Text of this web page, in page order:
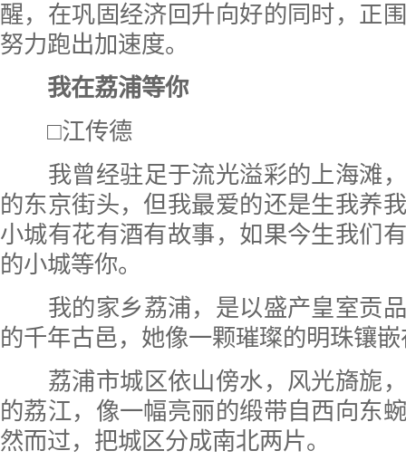
醒，在巩固经济回升向好的同时，正
努力跑出加速度。
我在荔浦等你
□江传德
我曾经驻足于流光溢彩的上海滩
的东京街头，但我最爱的还是生我养
小城有花有酒有故事，如果今生我们
的小城等你。
我的家乡荔浦，是以盛产皇室贡
的千年古邑，她像一颗璀璨的明珠镶
荔浦市城区依山傍水，风光旖旎
的荔江，像一幅亮丽的缎带自西向东
然而过，把城区分成南北两片。